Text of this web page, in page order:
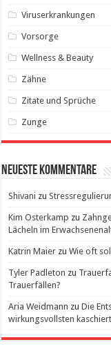
Viruserkrankungen
Vorsorge
Wellness & Beauty
Zähne
Zitate und Sprüche
Zunge
Neueste Kommentare
Shivani zu
Kim Osterkamp zu
Lächeln im
Katrin Maier zuWie oft
Tyler Padleton zu
Trauerfällen?
Aria Weidmann zuDie
wirkungsvollsten kaschiert